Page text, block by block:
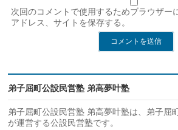
次回のコメントで使用するためブラウザー
アドレス、サイトを保存する。
弟子屈町公設民営塾 弟高夢叶塾
弟子屈町公設民営塾 弟高夢叶塾は、弟子屈
が運営する公設民営塾です。